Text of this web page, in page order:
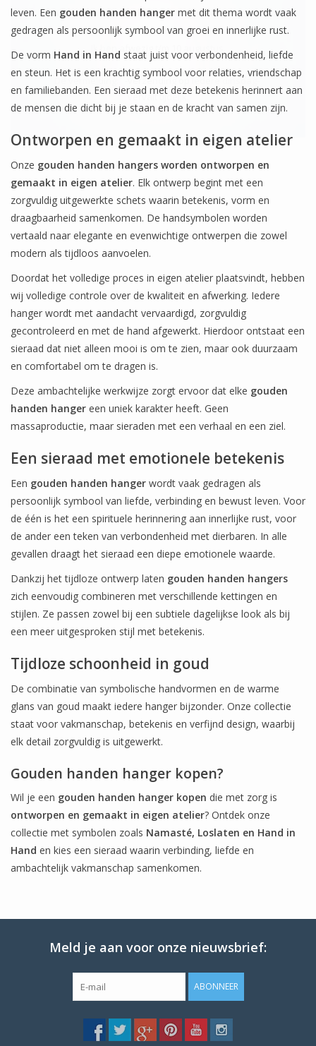
leven. Een gouden handen hanger met dit thema wordt vaak
gedragen als persoonlijk symbool van groei en innerlijke rust.
De vorm Hand in Hand staat juist voor verbondenheid, liefde
en steun. Het is een krachtig symbool voor relaties, vriendschap
en familiebanden. Een sieraad met deze betekenis herinnert aan
de mensen die dicht bij je staan en de kracht van samen zijn.
Ontworpen en gemaakt in eigen atelier
Onze gouden handen hangers worden ontworpen en
gemaakt in eigen atelier. Elk ontwerp begint met een
zorgvuldig uitgewerkte schets waarin betekenis, vorm en
draagbaarheid samenkomen. De handsymbolen worden
vertaald naar elegante en evenwichtige ontwerpen die zowel
modern als tijdloos aanvoelen.
Doordat het volledige proces in eigen atelier plaatsvindt, hebben
wij volledige controle over de kwaliteit en afwerking. Iedere
hanger wordt met aandacht vervaardigd, zorgvuldig
gecontroleerd en met de hand afgewerkt. Hierdoor ontstaat een
sieraad dat niet alleen mooi is om te zien, maar ook duurzaam
en comfortabel om te dragen is.
Deze ambachtelijke werkwijze zorgt ervoor dat elke gouden
handen hanger een uniek karakter heeft. Geen
massaproductie, maar sieraden met een verhaal en een ziel.
Een sieraad met emotionele betekenis
Een gouden handen hanger wordt vaak gedragen als
persoonlijk symbool van liefde, verbinding en bewust leven. Voor
de één is het een spirituele herinnering aan innerlijke rust, voor
de ander een teken van verbondenheid met dierbaren. In alle
gevallen draagt het sieraad een diepe emotionele waarde.
Dankzij het tijdloze ontwerp laten gouden handen hangers
zich eenvoudig combineren met verschillende kettingen en
stijlen. Ze passen zowel bij een subtiele dagelijkse look als bij
een meer uitgesproken stijl met betekenis.
Tijdloze schoonheid in goud
De combinatie van symbolische handvormen en de warme
glans van goud maakt iedere hanger bijzonder. Onze collectie
staat voor vakmanschap, betekenis en verfijnd design, waarbij
elk detail zorgvuldig is uitgewerkt.
Gouden handen hanger kopen?
Wil je een gouden handen hanger kopen die met zorg is
ontworpen en gemaakt in eigen atelier? Ontdek onze
collectie met symbolen zoals Namasté, Loslaten en Hand in
Hand en kies een sieraad waarin verbinding, liefde en
ambachtelijk vakmanschap samenkomen.
Meld je aan voor onze nieuwsbrief:
ABONNEER
Ik ben afwezig t/m 10 augustus.
De vermelding: -verzending op iedere dinsdag-
vervalt tijdeijk.